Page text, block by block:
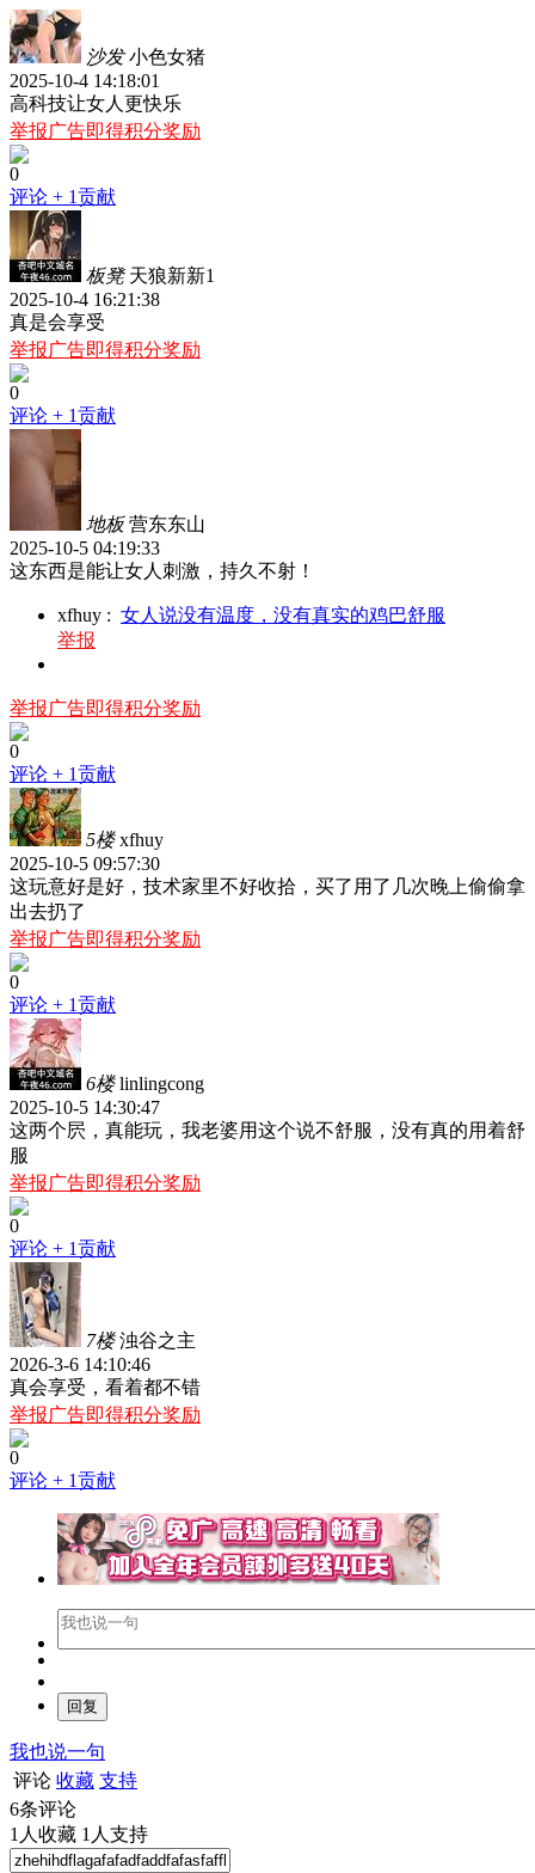
沙发 小色女猪
2025-10-4 14:18:01
高科技让女人更快乐
举报广告即得积分奖励
0
评论 + 1贡献
板凳 天狼新新1
2025-10-4 16:21:38
真是会享受
举报广告即得积分奖励
0
评论 + 1贡献
地板 营东东山
2025-10-5 04:19:33
这东西是能让女人刺激，持久不射！
xfhuy : 女人说没有温度，没有真实的鸡巴舒服
举报
举报广告即得积分奖励
0
评论 + 1贡献
5楼 xfhuy
2025-10-5 09:57:30
这玩意好是好，技术家里不好收拾，买了用了几次晚上偷偷拿
出去扔了
举报广告即得积分奖励
0
评论 + 1贡献
6楼 linlingcong
2025-10-5 14:30:47
这两个屄，真能玩，我老婆用这个说不舒服，没有真的用着舒
服
举报广告即得积分奖励
0
评论 + 1贡献
7楼 浊谷之主
2026-3-6 14:10:46
真会享受，看着都不错
举报广告即得积分奖励
0
评论 + 1贡献
我也说一句
评论 收藏 支持
6条评论
1 人收藏 1 人支持